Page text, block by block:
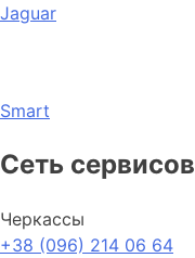
Jaguar
Smart
Cеть сервисов
Черкассы
+38 (096) 214 06 64